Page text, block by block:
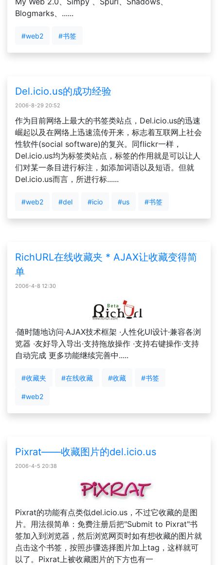
Blogmarks、......
#web2 #书签
Del.icio.us的成功经验
2006-8-29 20:52
作为目前网络上最大的书签类站点，Del.icio.us的迅速
崛起以及在网络上迅速流传开来，标志着互联网上社会
性软件(social software)的复兴。同flickr一样，
Del.icio.us均为标签类站点，标签的作用就是可以让人
们对某一条目进行标注，如添加词语以及短语。但就
Del.icio.us而言，所进行标......
#web2 #del #icio #us #书签
RichURL在线收藏夹 * AJAX让收藏变得简
单
2006-4-8 12:30
·随时随地访问·AJAX技术框架 ·人性化UI设计·兼容各浏
览器 ·友好导入导出·支持拖放操作 ·支持右键操作·支持
自动完成 更多功能继续完善中.....
#收藏夹 #在线收藏 #收藏 #书签
#web2
Pixrat——收藏图片的del.icio.us
2006-4-5 20:38
Pixrat的功能有点类似del.icio.us，不过它收藏的是图
片。用法很简单：免费注册后把"Submit to Pixrat"书
签加入到浏览器，然后浏览网页时如有想收藏的图片就
点击这个书签，按照步骤选择图片加上tag，这样就可
以了。Pixrat上被收藏图片的下方也有一